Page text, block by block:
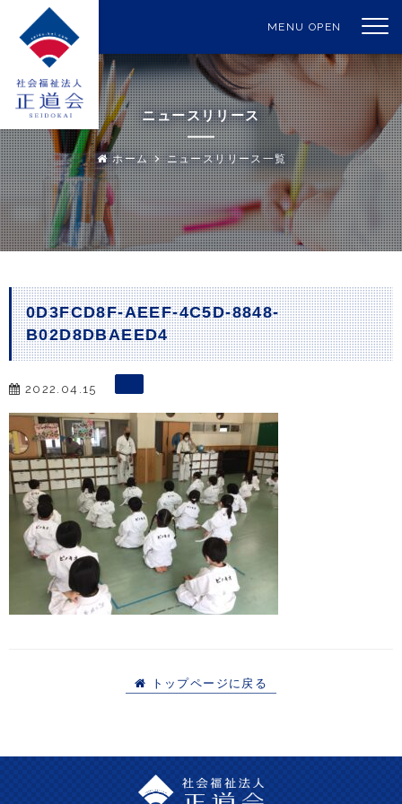
MENU OPEN
ニュースリリース
ホーム ニュースリリース一覧
0D3FCD8F-AEEF-4C5D-8848-
B02D8DBAEED4
2022.04.15
トップページに戻る